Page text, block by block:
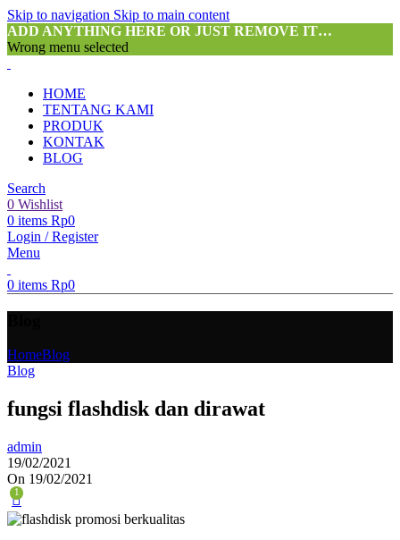
Skip to navigation Skip to main content
ADD ANYTHING HERE OR JUST REMOVE IT…
Wrong menu selected
HOME
TENTANG KAMI
PRODUK
KONTAK
BLOG
Search
0 Wishlist
0 items Rp0
Login / Register
Menu
0 items Rp0
HomeBlog
Blog
fungsi flashdisk dan dirawat
admin
19/02/2021
On 19/02/2021
1